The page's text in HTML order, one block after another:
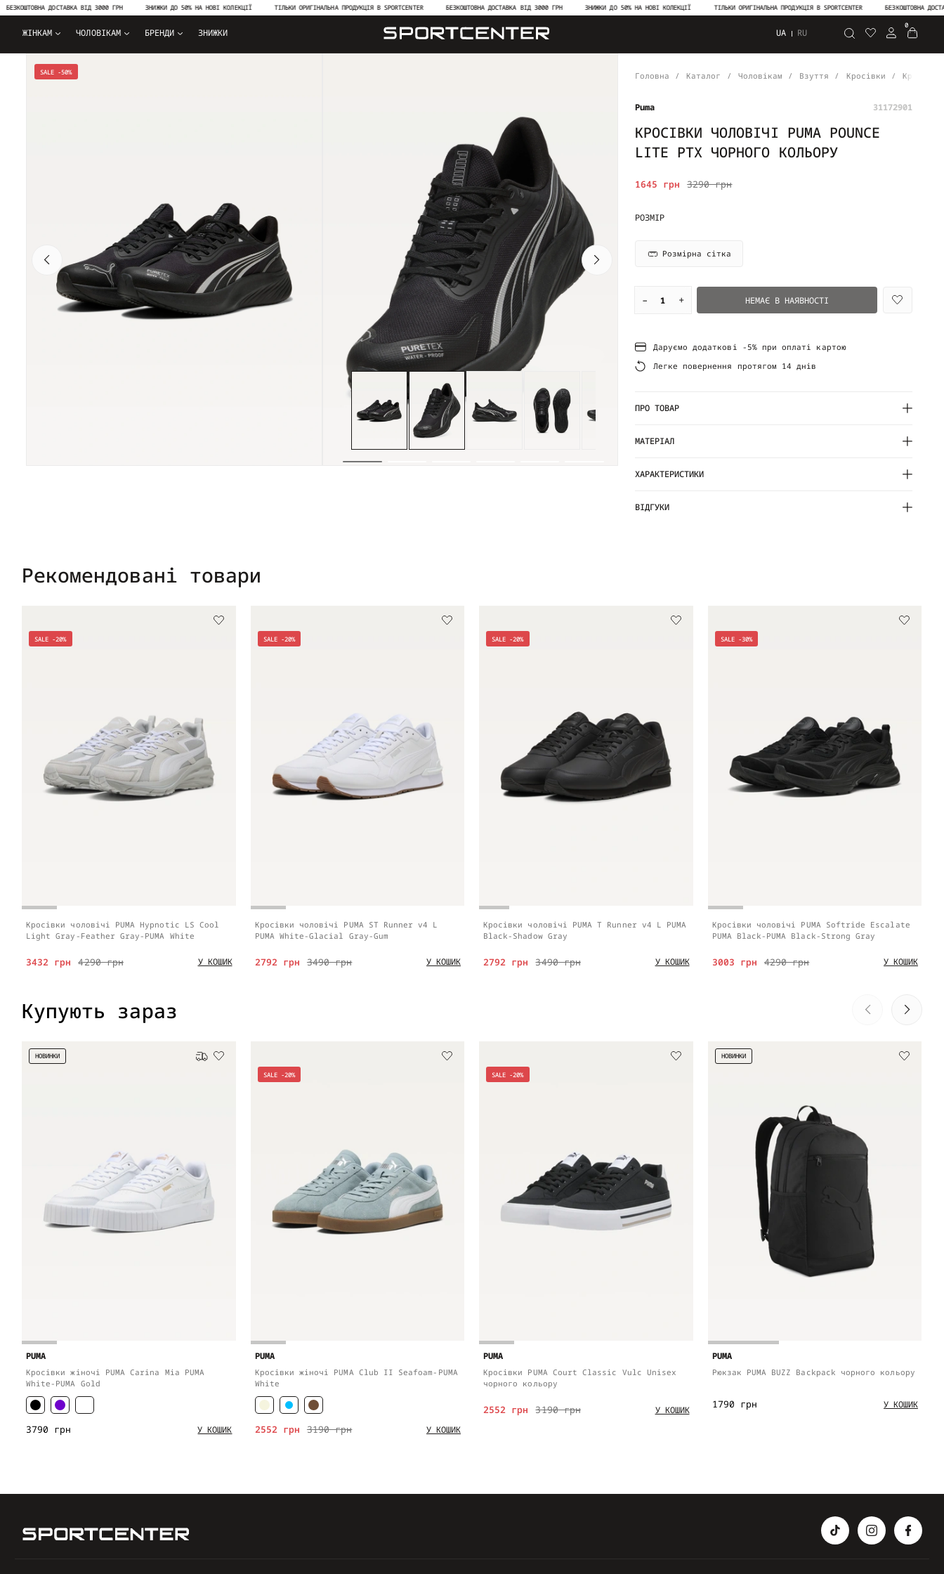
ДОСТАВКА ВІД 3000 ГРН ЗНИЖКИ ДО 50% НА НОВІ КОЛЕКЦІЇ ТІЛЬКИ ОРИГІНАЛЬНА ПРОДУКЦІЯ В SPORTCENTER БЕЗКОШТОВНА ДОСТАВКА ВІД 3000 ГРН ЗНИЖКИ ДО 50% НА НОВІ КОЛЕКЦІЇ ТІЛЬКИ ОРИГІНАЛЬНА ПРОДУКЦІЯ В SPORTCENTER БЕЗКОШТОВНА ДОСТАВКА
ЖІНКАМ ЧОЛОВІКАМ БРЕНДИ ЗНИЖКИ UA RU Пошук
0
SALE -50% Головна Каталог Чоловікам Взуття Кросівки
Puma 31172901
КРОСІВКИ ЧОЛОВІЧІ PUMA POUNCE
LITE PTX ЧОРНОГО КОЛЬОРУ
3290 грн
1645 грн
РОЗМІР
Розмірна сітка
– + НЕМАЄ В НАЯВНОСТІ
Даруємо додаткові -5% при оплаті картою
Легке повернення протягом 14 днів
ПРО ТОВАР
МАТЕРІАЛ
ХАРАКТЕРИСТИКИ
ВІДГУКИ
Рекомендовані товари
SALE -20%
Кросівки чоловічі PUMA Hypnotic LS Cool
Light Gray-Feather Gray-PUMA White
4290 грн
3432 грн У КОШИК
SALE -20%
Кросівки чоловічі PUMA ST Runner v4 L
PUMA White-Glacial Gray-Gum
3490 грн
2792 грн У КОШИК
SALE -20%
Кросівки чоловічі PUMA T Runner v4 L PUMA
Black-Shadow Gray
3490 грн
2792 грн У КОШИК
SALE -30%
Кросівки чоловічі PUMA Softride Escalate
PUMA Black-PUMA Black-Strong Gray
4290 грн
3003 грн У КОШИК
Купують зараз
НОВИНКИ Безкоштовна доставка
PUMA
Кросівки жіночі PUMA Carina Mia PUMA
White-PUMA Gold
3790 грн У КОШИК
SALE -20%
PUMA
Кросівки жіночі PUMA Club II Seafoam-PUMA
White
3190 грн
2552 грн У КОШИК
SALE -20%
PUMA
Кросівки PUMA Court Classic Vulc Unisex
чорного кольору
3190 грн
2552 грн У КОШИК
НОВИНКИ
PUMA
Рюкзак PUMA BUZZ Backpack чорного кольору
1790 грн У КОШИК